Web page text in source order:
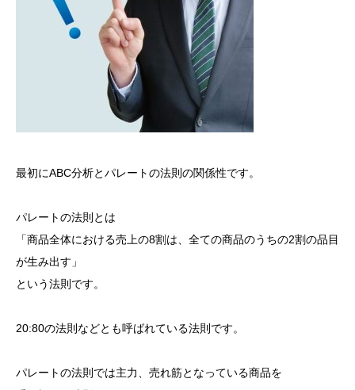
最初にABC分析とパレートの法則の関係性です。
パレートの法則とは
「商品全体における売上の8割は、全ての商品のうちの2割の品目
が生み出す」
という法則です。
20:80の法則などとも呼ばれている法則です。
パレートの法則では主力、売れ筋となっている商品を